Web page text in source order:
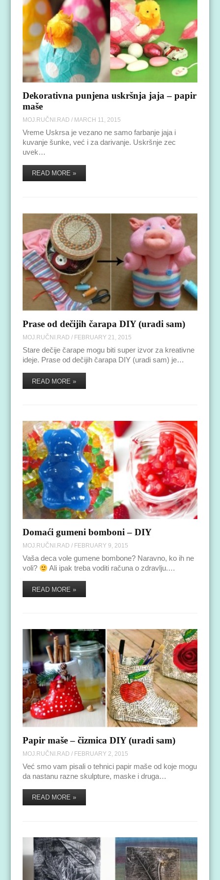
Dekorativna punjena uskršnja jaja – papir
maše
MOJ.RUČNI.RAD / MARCH 11, 2015
Vreme Uskrsa je vezano ne samo farbanje jaja i
kuvanje šunke, već i za darivanje. Uskršnje zec
uvek…
READ MORE »
Prase od dečijih čarapa DIY (uradi sam)
MOJ.RUČNI.RAD / FEBRUARY 21, 2015
Stare dečije čarape mogu biti super izvor za kreativne
ideje. Prase od dečijih čarapa DIY (uradi sam) je…
READ MORE »
Domaći gumeni bomboni – DIY
MOJ.RUČNI.RAD / FEBRUARY 9, 2015
Vaša deca vole gumene bombone? Naravno, ko ih ne
voli?
Ali ipak treba voditi računa o zdravlju.…
READ MORE »
Papir maše – čizmica DIY (uradi sam)
MOJ.RUČNI.RAD / FEBRUARY 2, 2015
Već smo vam pisali o tehnici papir maše od koje mogu
da nastanu razne skulpture, maske i druga…
READ MORE »